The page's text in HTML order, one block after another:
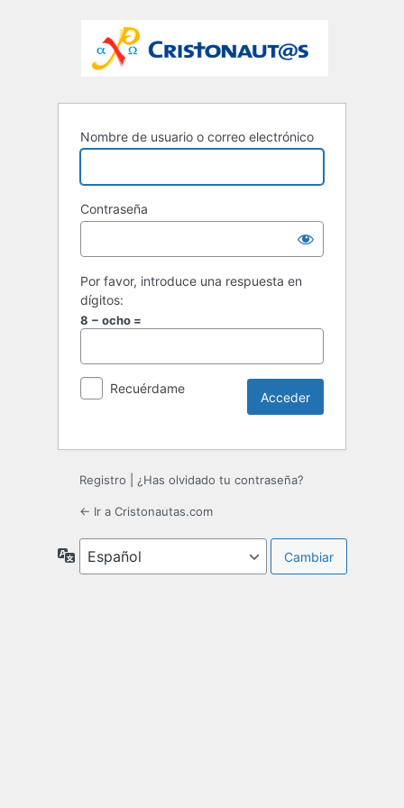
Nombre de usuario o correo electrónico
Contraseña
Por favor, introduce una respuesta en
dígitos:
8 − ocho =
Recuérdame
Registro ¿Has olvidado tu contraseña?
← Ir a Cristonautas.com
Idioma